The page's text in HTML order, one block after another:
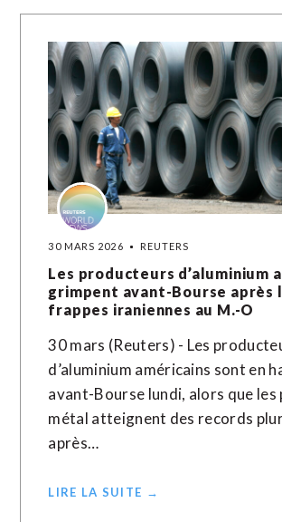
30 MARS 2026 REUTERS
Les producteurs d’aluminium
grimpent avant-Bourse après
frappes iraniennes au M.-O
30 mars (Reuters) - Les
d’aluminium américains sont en
avant-Bourse lundi, alors que les
métal atteignent des records
après…
LIRE LA SUITE →